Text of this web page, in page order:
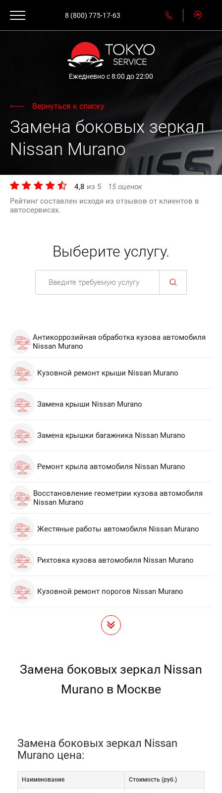
8 (800) 775-17-63
Ежедневно с 8:00 до 22:00
Вернуться к списку
Замена боковых зеркал
Nissan Murano
4,8 из 5 15оценок
Рейтинг составлен исходя из отзывов от клиентов в
автосервисах.
Выберите услугу.
Антикоррозийная обработка кузова автомобиля
Nissan Murano
Кузовной ремонт крыши Nissan Murano
Замена крыши Nissan Murano
Замена крышки багажника Nissan Murano
Ремонт крыла автомобиля Nissan Murano
Восстановление геометрии кузова автомобиля
Nissan Murano
Жестяные работы автомобиля Nissan Murano
Рихтовка кузова автомобиля Nissan Murano
Кузовной ремонт порогов Nissan Murano
Замена боковых зеркал Nissan
Murano в Москве
Замена боковых зеркал Nissan
Murano цена:
Наименование Cтоимость (руб.)